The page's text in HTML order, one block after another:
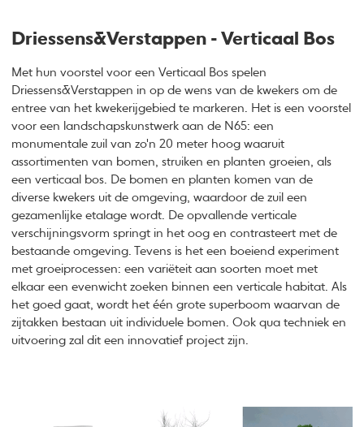
Driessens&Verstappen - Verticaal Bos
Met hun voorstel voor een Verticaal Bos spelen
Driessens&Verstappen in op de wens van de kwekers om de
entree van het kwekerijgebied te markeren. Het is een voorstel
voor een landschapskunstwerk aan de N65: een
monumentale zuil van zo'n 20 meter hoog waaruit
assortimenten van bomen, struiken en planten groeien, als
een verticaal bos. De bomen en planten komen van de
diverse kwekers uit de omgeving, waardoor de zuil een
gezamenlijke etalage wordt. De opvallende verticale
verschijningsvorm springt in het oog en contrasteert met de
bestaande omgeving. Tevens is het een boeiend experiment
met groeiprocessen: een variëteit aan soorten moet met
elkaar een evenwicht zoeken binnen een verticale habitat. Als
het goed gaat, wordt het één grote superboom waarvan de
zijtakken bestaan uit individuele bomen. Ook qua techniek en
uitvoering zal dit een innovatief project zijn.